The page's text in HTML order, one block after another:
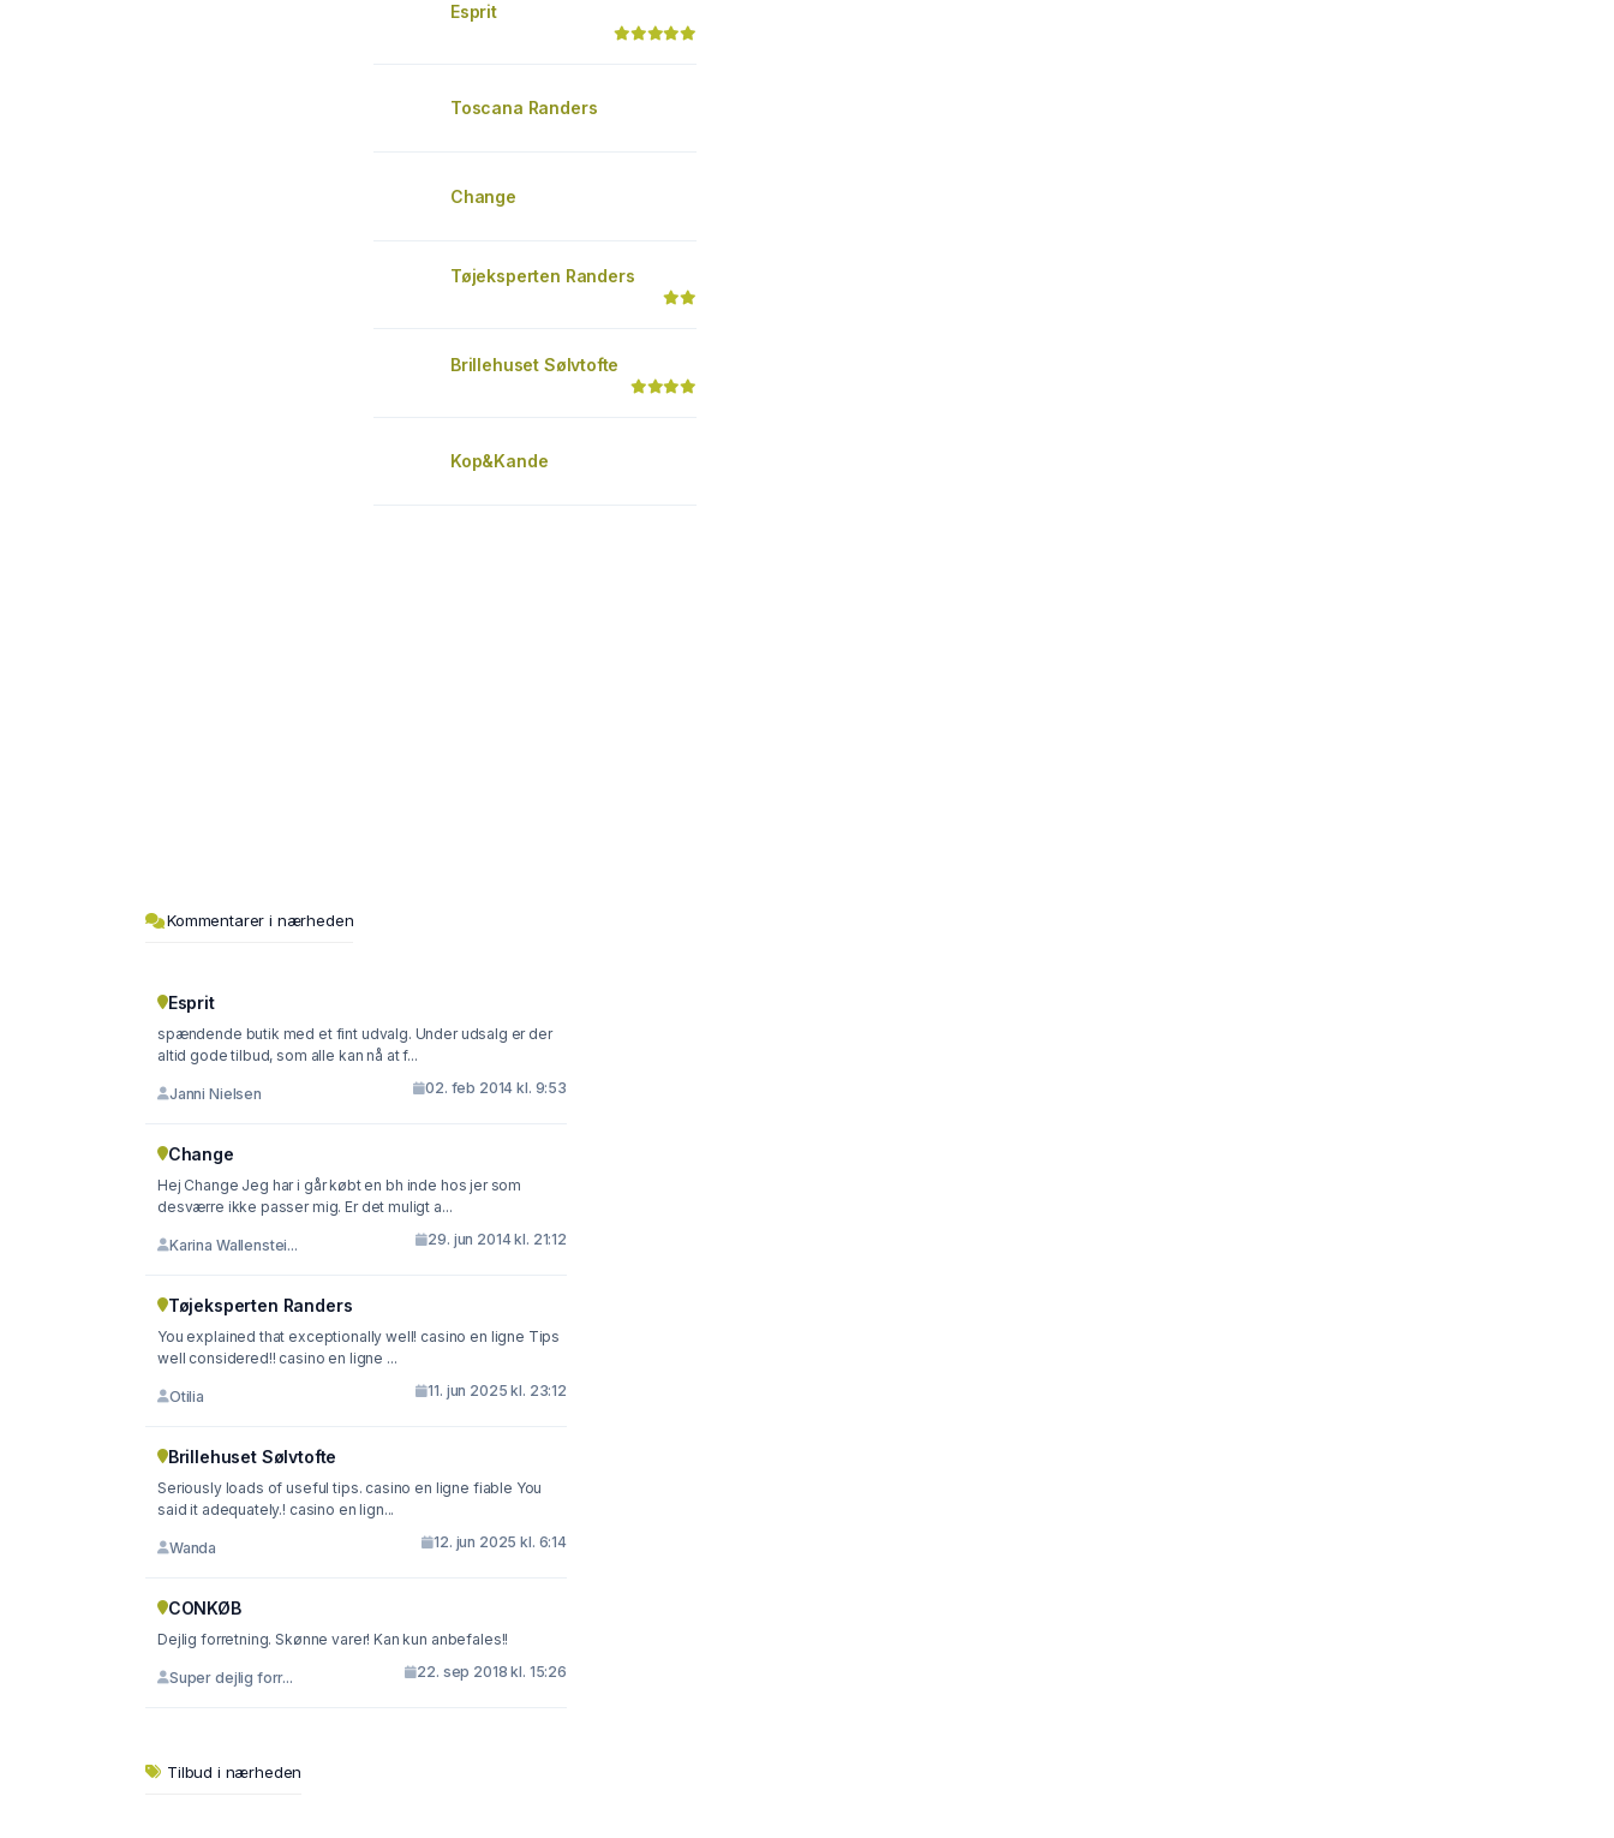
Esprit
Toscana Randers
Change
Tøjeksperten Randers
Brillehuset Sølvtofte
Kop&Kande
Kommentarer i nærheden
Esprit
spændende butik med et fint udvalg. Under udsalg er der
altid gode tilbud, som alle kan nå at f...
Janni Nielsen 02. feb 2014 kl. 9:53
Change
Hej Change Jeg har i går købt en bh inde hos jer som
desværre ikke passer mig. Er det muligt a...
Karina Wallenstei... 29. jun 2014 kl. 21:12
Tøjeksperten Randers
You explained that exceptionally well! casino en ligne Tips
well considered!! casino en ligne ...
Otilia 11. jun 2025 kl. 23:12
Brillehuset Sølvtofte
Seriously loads of useful tips. casino en ligne fiable You
said it adequately.! casino en lign...
Wanda 12. jun 2025 kl. 6:14
CONKØB
Dejlig forretning. Skønne varer! Kan kun anbefales!!
Super dejlig forr... 22. sep 2018 kl. 15:26
Tilbud i nærheden